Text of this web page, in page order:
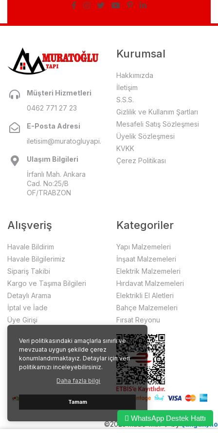
Veri politikasındaki amaçlarla sınırlı ve
mevzuata uygun şekilde çerez
konumlandırmaktayız. Detaylar için veri
politikamızı inceleyebilirsiniz.
Daha fazla bilgi
Tamam
Müşteri Hizmetleri
0462 771 27 23
E-Posta Adresi
iletisim@muratogluyapi.com
Ulaşım Bilgileri
İrfanlı Mah. Ankara
Cad. No:25/B
OF/TRABZON
Kurumsal
Hakkımızda
İletişim
S.S.S.
Gizlilik ve Kullanım Şartları
Mesafeli Satış Sözleşmesi
Üyelik Sözleşmesi
KVKK
Çerez Politikası
Alışveriş
Havale Bildirim
Havale Bilgilerimiz
Sipariş Takibi
Kargo ve Taşıma Bilgileri
Detaylı Arama
İptal ve İade
Üye Girişi
Kategoriler
Yapı Malzemeleri
İnşaat Malzemeleri
Elektrik Malzemeleri
Hırdavat Malzemeleri
Elektrikli El Aletleri
Bahçe Malzemeleri
Fırsat Reyonu
©2023 made with ❤️ by {akgun}.io
WhatsApp Destek Hattı